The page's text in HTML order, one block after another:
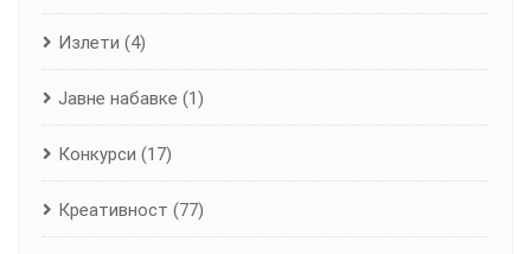
Излети (4)
Јавне набавке (1)
Конкурси (17)
Креативност (77)